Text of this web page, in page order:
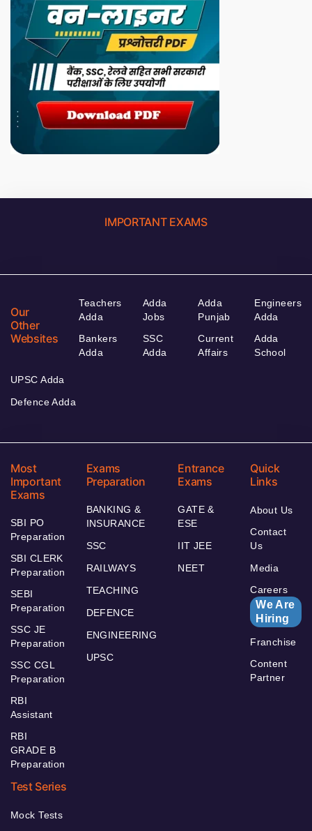
IMPORTANT EXAMS
Our
Other
Websites
Teachers
Adda
Bankers
Adda
Adda
Jobs
SSC
Adda
Adda
Punjab
Current
Affairs
Engineers
Adda
Adda
School
UPSC Adda
Defence Adda
Most
Important
Exams
SBI PO
Preparation
SBI CLERK
Preparation
SEBI
Preparation
SSC JE
Preparation
SSC CGL
Preparation
RBI
Assistant
RBI
GRADE B
Preparation
Exams
Preparation
BANKING &
INSURANCE
SSC
RAILWAYS
TEACHING
DEFENCE
ENGINEERING
UPSC
Entrance
Exams
GATE &
ESE
IIT JEE
NEET
Quick
Links
About Us
Contact
Us
Media
Careers
We Are
Hiring
Franchise
Content
Partner
Test Series
Mock Tests